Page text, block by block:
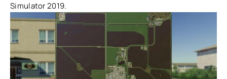
Simulator 2019.